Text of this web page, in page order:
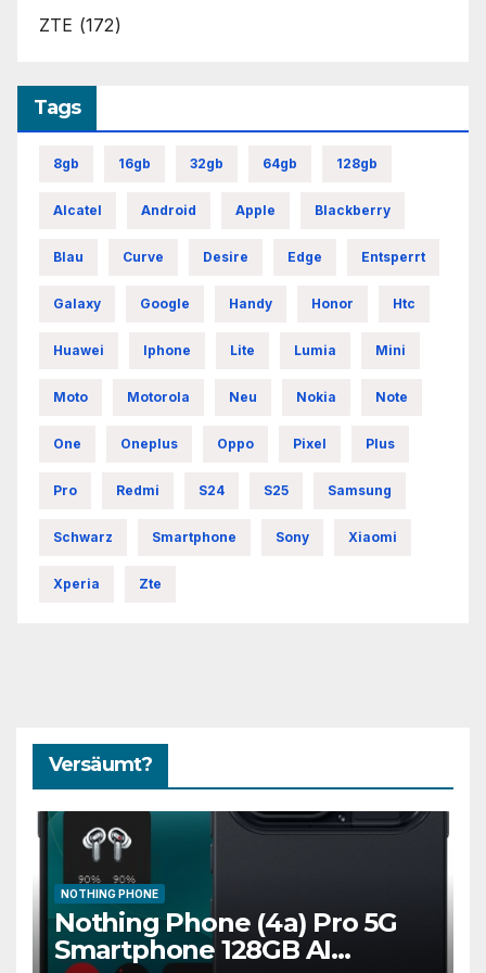
ZTE (172)
Tags
8gb 16gb 32gb 64gb 128gb
Alcatel Android Apple Blackberry
Blau Curve Desire Edge Entsperrt
Galaxy Google Handy Honor Htc
Huawei Iphone Lite Lumia Mini
Moto Motorola Neu Nokia Note
One Oneplus Oppo Pixel Plus
Pro Redmi S24 S25 Samsung
Schwarz Smartphone Sony Xiaomi
Xperia Zte
Versäumt?
NOTHING PHONE
Nothing Phone (4a) Pro 5G
Smartphone 128GB AI